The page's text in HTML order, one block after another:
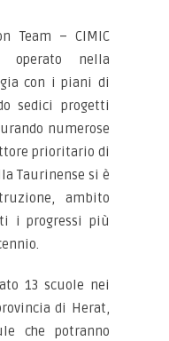
Team – CIMIC
operato nella
con i piani di
sedici progetti
numerose
prioritario di
Taurinense si è
ambito
i progressi più
13 scuole nei
di Herat,
che potranno